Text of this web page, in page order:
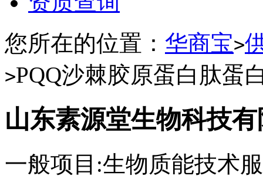
您所在的位置： 华商宝>
>PQQ沙棘胶原蛋白肽蛋
山东素源堂生物科技
一般项目:生物质能技术